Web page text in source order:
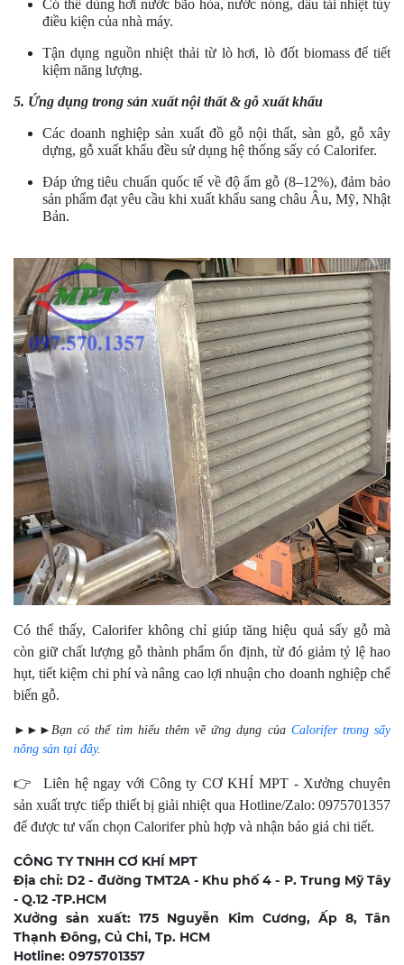
Có thể dùng hơi nước bão hòa, nước nóng, dầu tải nhiệt tùy
điều kiện của nhà máy.
Tận dụng nguồn nhiệt thải từ lò hơi, lò đốt biomass để tiết
kiệm năng lượng.
5. Ứng dụng trong sản xuất nội thất & gỗ xuất khẩu
Các doanh nghiệp sản xuất đồ gỗ nội thất, sàn gỗ, gỗ xây
dựng, gỗ xuất khẩu đều sử dụng hệ thống sấy có Calorifer.
Đáp ứng tiêu chuẩn quốc tế về độ ẩm gỗ (8–12%), đảm bảo
sản phẩm đạt yêu cầu khi xuất khẩu sang châu Âu, Mỹ, Nhật
Bản.
Có thể thấy, Calorifer không chỉ giúp tăng hiệu quả sấy gỗ mà
còn giữ chất lượng gỗ thành phẩm ổn định, từ đó giảm tỷ lệ hao
hụt, tiết kiệm chi phí và nâng cao lợi nhuận cho doanh nghiệp chế
biến gỗ.
►►►Bạn có thể tìm hiểu thêm về ứng dụng của Calorifer trong sấy
nông sản tại đây.
👉 Liên hệ ngay với Công ty CƠ KHÍ MPT - Xưởng chuyên
sản xuất trực tiếp thiết bị giải nhiệt qua Hotline/Zalo: 0975701357
để được tư vấn chọn Calorifer phù hợp và nhận báo giá chi tiết.
CÔNG TY TNHH CƠ KHÍ MPT
Địa chỉ: D2 - đường TMT2A - Khu phố 4 - P. Trung Mỹ Tây
- Q.12 -TP.HCM
Xưởng sản xuất: 175 Nguyễn Kim Cương, Ấp 8, Tân
Thạnh Đông, Củ Chi, Tp. HCM
Hotline: 0975701357